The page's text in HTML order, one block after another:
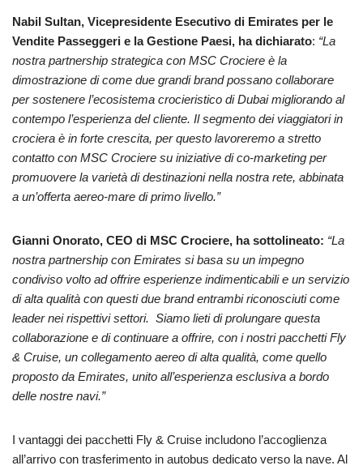
Nabil Sultan, Vicepresidente Esecutivo di Emirates per le
Vendite Passeggeri e la Gestione Paesi, ha dichiarato: “La
nostra partnership strategica con MSC Crociere è la
dimostrazione di come due grandi brand possano collaborare
per sostenere l’ecosistema crocieristico di Dubai migliorando al
contempo l’esperienza del cliente. Il segmento dei viaggiatori in
crociera è in forte crescita, per questo lavoreremo a stretto
contatto con MSC Crociere su iniziative di co-marketing per
promuovere la varietà di destinazioni nella nostra rete, abbinata
a un’offerta aereo-mare di primo livello.”
Gianni Onorato, CEO di MSC Crociere, ha sottolineato: “La
nostra partnership con Emirates si basa su un impegno
condiviso volto ad offrire esperienze indimenticabili e un servizio
di alta qualità con questi due brand entrambi riconosciuti come
leader nei rispettivi settori. Siamo lieti di prolungare questa
collaborazione e di continuare a offrire, con i nostri pacchetti Fly
& Cruise, un collegamento aereo di alta qualità, come quello
proposto da Emirates, unito all’esperienza esclusiva a bordo
delle nostre navi.”
I vantaggi dei pacchetti Fly & Cruise includono l’accoglienza
all’arrivo con trasferimento in autobus dedicato verso la nave. Al